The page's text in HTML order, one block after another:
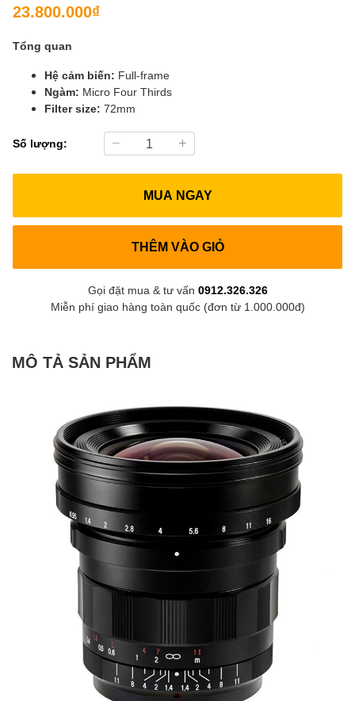
23.800.000₫
Tổng quan
Hệ cảm biến: Full-frame
Ngàm: Micro Four Thirds
Filter size: 72mm
Số lượng:
MUA NGAY
THÊM VÀO GIỎ
Gọi đặt mua & tư vấn 0912.326.326
Miễn phí giao hàng toàn quốc (đơn từ 1.000.000đ)
MÔ TẢ SẢN PHẨM